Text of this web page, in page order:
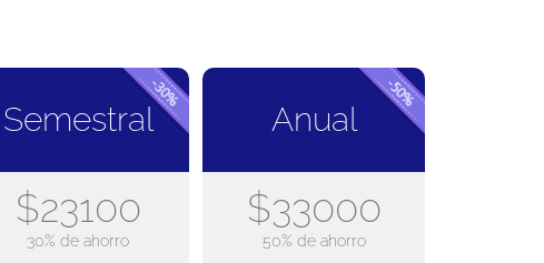
Semestral
$23100
30% de ahorro
Anual
$33000
50% de ahorro